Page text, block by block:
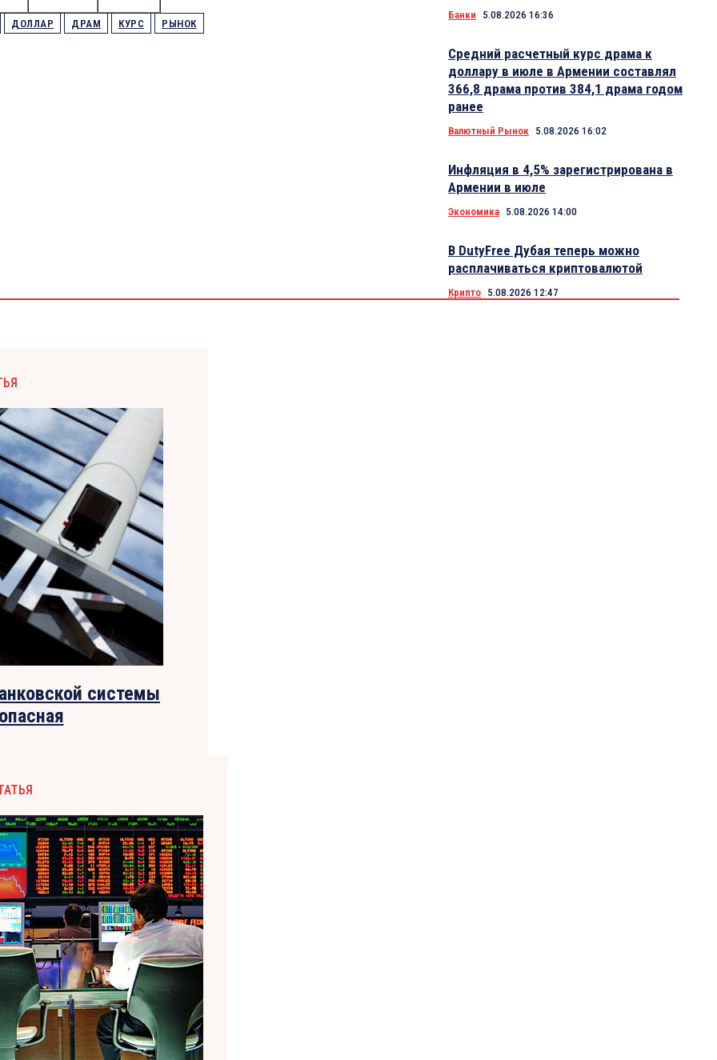
ДОЛЛАР ДРАМ КУРС РЫНОК
Банки 5.08.2026 16:36
Средний расчетный курс драма к
доллару в июле в Армении составлял
366,8 драма против 384,1 драма годом
ранее
Валютный Рынок 5.08.2026 16:02
Инфляция в 4,5% зарегистрирована в
Армении в июле
Экономика 5.08.2026 14:00
В DutyFree Дубая теперь можно
расплачиваться криптовалютой
Крипто 5.08.2026 12:47
системы